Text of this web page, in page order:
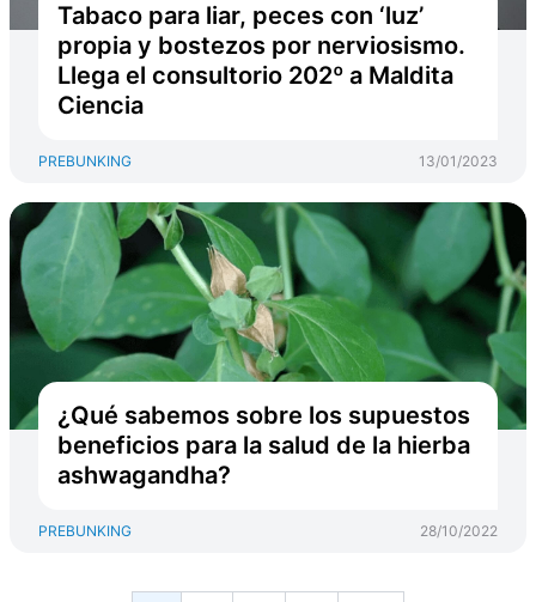
Tabaco para liar, peces con ‘luz’
propia y bostezos por nerviosismo.
Llega el consultorio 202º a Maldita
Ciencia
PREBUNKING 13/01/2023
¿Qué sabemos sobre los supuestos
beneficios para la salud de la hierba
ashwagandha?
PREBUNKING 28/10/2022